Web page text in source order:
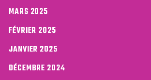
MARS 2025
FÉVRIER 2025
JANVIER 2025
DÉCEMBRE 2024